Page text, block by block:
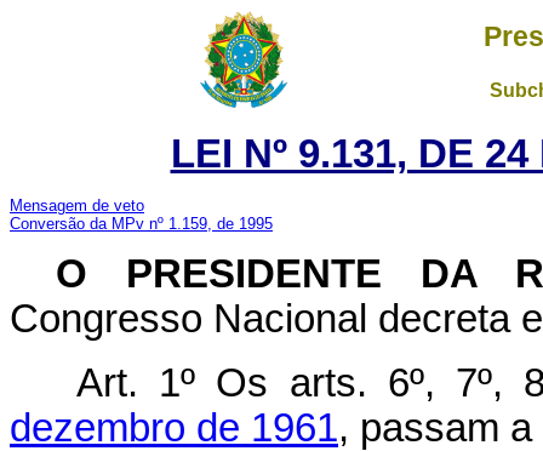
LEI Nº 9.131, DE
Mensagem de veto
Conversão da MPv nº 1.159, de 1995
O PRESIDENTE DA
Congresso Nacional decreta
Art. 1º Os arts. 6º, 7º,
dezembro de 1961, passam